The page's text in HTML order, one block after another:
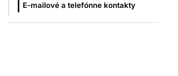
E-mailové a telefónne kontakty